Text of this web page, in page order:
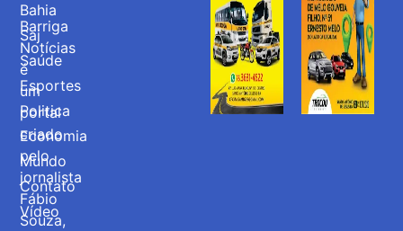
Barriga
Notícias
é
um
portal
criado
pelo
jornalista
Fábio
Souza,
Bahia
Saj
Saúde
Esportes
Politica
Economia
Mundo
Contato
Vídeo